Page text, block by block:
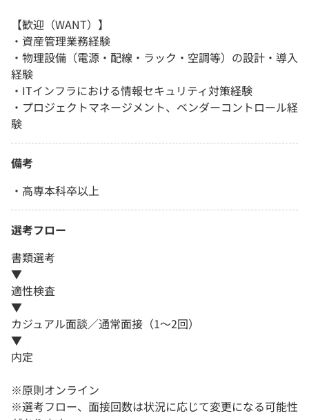
【歓迎（WANT）】
・資産管理業務経験
・物理設備（電源・配線・ラック・空調等）の設計・導入
経験
・ITインフラにおける情報セキュリティ対策経験
・プロジェクトマネージメント、ベンダーコントロール経
験
備考
・高専本科卒以上
選考フロー
書類選考
▼
適性検査
▼
カジュアル面談／通常面接（1～2回）
▼
内定
※原則オンライン
※選考フロー、面接回数は状況に応じて変更になる可能性